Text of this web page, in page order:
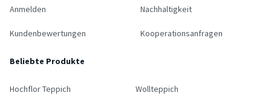
Anmelden
Kundenbewertungen
Nachhaltigkeit
Kooperationsanfragen
Beliebte Produkte
Hochflor Teppich Wollteppich